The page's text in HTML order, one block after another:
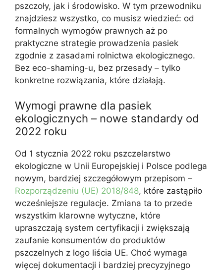
pszczoły, jak i środowisko. W tym przewodniku
znajdziesz wszystko, co musisz wiedzieć: od
formalnych wymogów prawnych aż po
praktyczne strategie prowadzenia pasiek
zgodnie z zasadami rolnictwa ekologicznego.
Bez eco-shaming-u, bez przesady – tylko
konkretne rozwiązania, które działają.
Wymogi prawne dla pasiek
ekologicznych – nowe standardy od
2022 roku
Od 1 stycznia 2022 roku pszczelarstwo
ekologiczne w Unii Europejskiej i Polsce podlega
nowym, bardziej szczegółowym przepisom –
Rozporządzeniu (UE) 2018/848, które zastąpiło
wcześniejsze regulacje. Zmiana ta to przede
wszystkim klarowne wytyczne, które
upraszczają system certyfikacji i zwiększają
zaufanie konsumentów do produktów
pszczelnych z logo liścia UE. Choć wymaga
więcej dokumentacji i bardziej precyzyjnego